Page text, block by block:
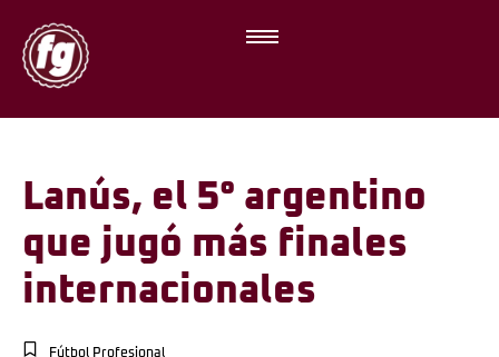
Lanús, el 5° argentino
que jugó más finales
internacionales
Fútbol Profesional